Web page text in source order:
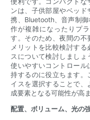
ンは、子供部屋やベッ
携、Bluetooth、音声制
作が複雑になったりプ
す。そのため、夜間の不
メリットを比較検討す
スについて検討しまし
使いやすいコントロール
持するのに役立ちます
イスを選択することで
成要素となる可能性が高
配置、ボリューム、光の